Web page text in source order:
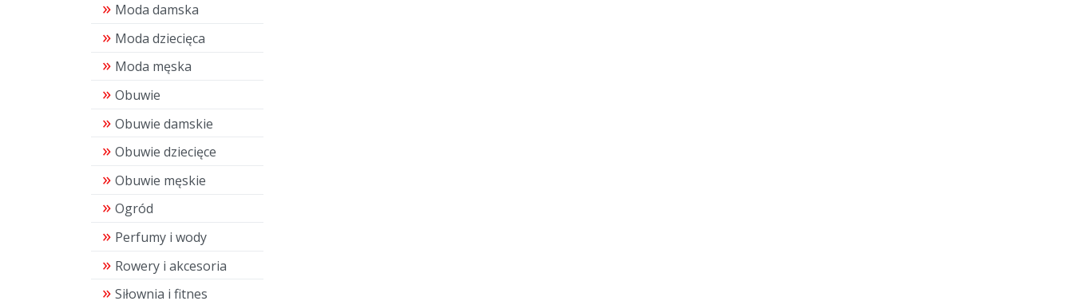
Moda damska
Moda dziecięca
Moda męska
Obuwie
Obuwie damskie
Obuwie dziecięce
Obuwie męskie
Ogród
Perfumy i wody
Rowery i akcesoria
Siłownia i fitnes